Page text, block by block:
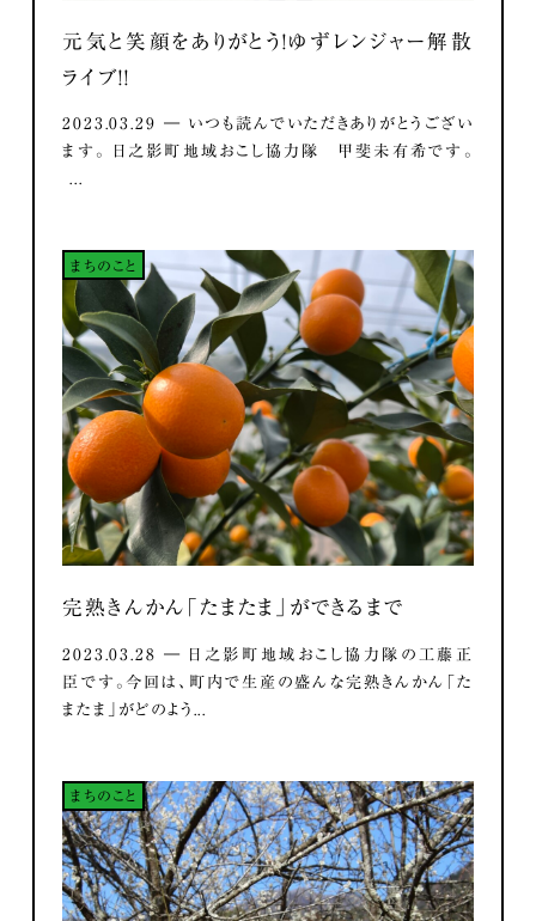
元気と笑顔をありがとう！ゆずレンジャー解散
ライブ！！
2023.03.29 ― いつも読んでいただきありがとうござい
ます。 日之影町地域おこし協力隊 甲斐未有希です。
...
まちのこと
完熟きんかん「たまたま」ができるまで
2023.03.28 ― 日之影町地域おこし協力隊の工藤正
臣です。今回は、町内で生産の盛んな完熟きんかん「た
またま」がどのよう...
まちのこと